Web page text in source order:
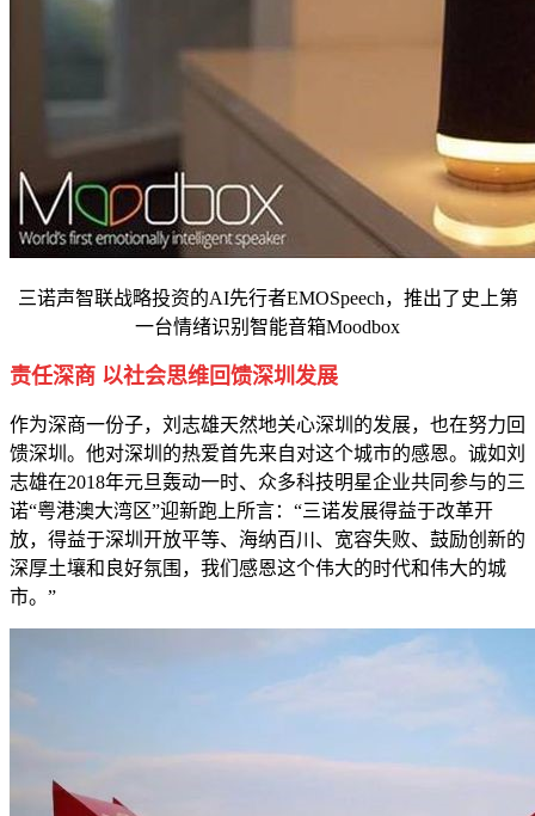
三诺声智联战略投资的AI先行者EMOSpeech，推出了史上第
一台情绪识别智能音箱Moodbox
责任深商 以社会思维回馈深圳发展
作为深商一份子，刘志雄天然地关心深圳的发展，也在努力回
馈深圳。他对深圳的热爱首先来自对这个城市的感恩。诚如刘
志雄在2018年元旦轰动一时、众多科技明星企业共同参与的三
诺“粤港澳大湾区”迎新跑上所言：“三诺发展得益于改革开
放，得益于深圳开放平等、海纳百川、宽容失败、鼓励创新的
深厚土壤和良好氛围，我们感恩这个伟大的时代和伟大的城
市。”